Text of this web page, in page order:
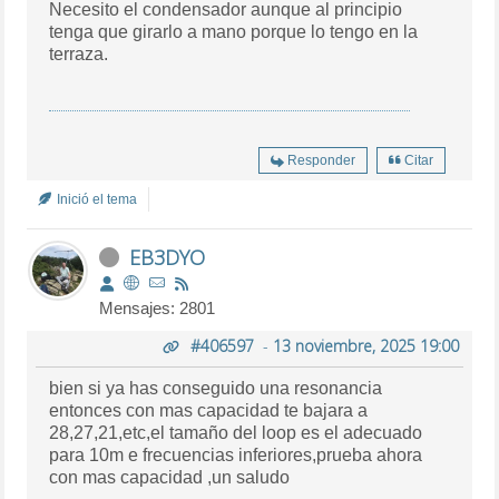
Necesito el condensador aunque al principio
tenga que girarlo a mano porque lo tengo en la
terraza.
Responder Citar
Inició el tema
EB3DYO
Mensajes: 2801
#406597- 13 noviembre, 2025 19:00
bien si ya has conseguido una resonancia
entonces con mas capacidad te bajara a
28,27,21,etc,el tamaño del loop es el adecuado
para 10m e frecuencias inferiores,prueba ahora
con mas capacidad ,un saludo